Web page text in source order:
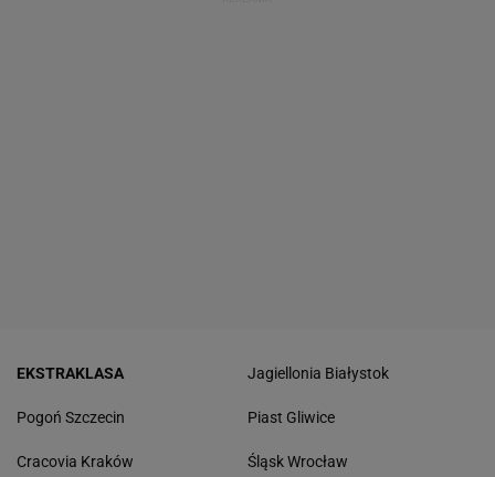
EKSTRAKLASA
Pogoń Szczecin
Cracovia Kraków
Jagiellonia Białystok
Piast Gliwice
Śląsk Wrocław